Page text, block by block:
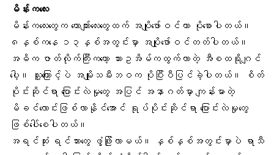
မိန်းကလေး
မိန်းကလေးတွေက ယောက်ျားလေးတွေထက် အပျိုဖော်ဝင် တာ ပိုစောပါတယ်။
၈နှစ်ကနေ ၁၃နှစ်အတွင်းမှာ အပျိုဖော်ဝင်တတ်ပါတယ်။
အဓိက ဇာတ်လိုက်ကြီးကတော့ သားဥအိမ် ကထွက်လာတဲ့ အီစထရိုဂျင်
ပေါ့။ သူ့ကြောင့်ပဲ အမျိုးသမီးဘဝက ပိုပြီးပီပြင်ခဲ့ပါတယ်။ စိတ်
ပိုင်းဆိုင်ရာ ပြောင်းလဲမှုတွေ အပြင် အနာဂတ်မှာ ကျန်းမာတဲ့
မိခင်လောင်းဖြစ်လာနိုင်အောင် ရုပ်ပိုင်းဆိုင်ရာ ပြောင်းလဲမှုတွေ
ဖြစ်ပေါ်စေပါတယ်။
အရင်ဆုံး ရင်သားတွေ ဖွံ့ဖြိုးလာမယ်။ နှစ်နှစ်အတွင်းမှာပဲ ရာသီ